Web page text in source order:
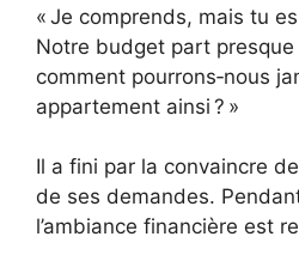
« Je comprends, mais tu
Notre budget part
comment pourrons‑nous
appartement ainsi ? »
Il a fini par la convaincre
de ses demandes.
l’ambiance financière est